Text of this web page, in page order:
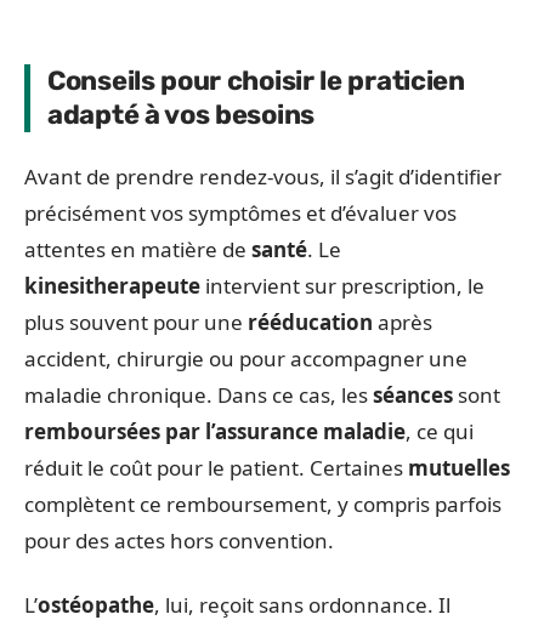
Conseils pour choisir le praticien
adapté à vos besoins
Avant de prendre rendez-vous, il s’agit d’identifier
précisément vos symptômes et d’évaluer vos
attentes en matière de santé. Le
kinesitherapeute intervient sur prescription, le
plus souvent pour une rééducation après
accident, chirurgie ou pour accompagner une
maladie chronique. Dans ce cas, lesséances sont
remboursées par l’assurance maladie, ce qui
réduit le coût pour le patient. Certaines mutuelles
complètent ce remboursement, y compris parfois
pour des actes hors convention.
L’ostéopathe, lui, reçoit sans ordonnance. Il